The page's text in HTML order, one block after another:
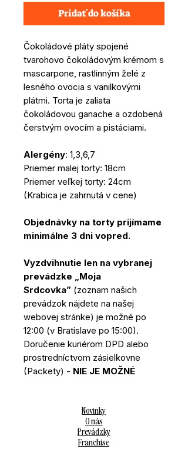
Pridať do košíka
Čokoládové pláty spojené
tvarohovo čokoládovým krémom s
mascarpone, rastlinným želé z
lesného ovocia s vanilkovými
plátmi. Torta je zaliata
čokoládovou ganache a ozdobená
čerstvým ovocím a pistáciami.
Alergény: 1,3,6,7
Priemer malej torty: 18cm
Priemer veľkej torty: 24cm
(Krabica je zahrnutá v cene)
Objednávky na torty prijímame
minimálne 3 dni vopred.
Vyzdvihnutie len na vybranej
prevádzke „Moja
Srdcovka” (zoznam našich
prevádzok nájdete na našej
webovej stránke) je možné po
12:00 (v Bratislave po 15:00).
Doručenie kuriérom DPD alebo
prostredníctvom zásielkovne
(Packety) - NIE JE MOŽNÉ
Novinky
O nás
Prevádzky
Franchise